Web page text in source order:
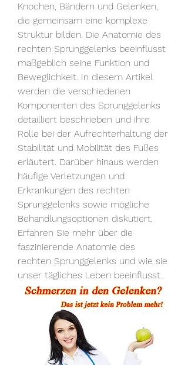
Knochen, Bändern und Gelenken,
die gemeinsam eine komplexe
Struktur bilden. Die Anatomie des
rechten Sprunggelenks beeinflusst
maßgeblich seine Funktion und
Beweglichkeit. In diesem Artikel
werden die verschiedenen
Komponenten des Sprunggelenks
detailliert beschrieben und ihre
Rolle bei der Aufrechterhaltung der
Stabilität und Mobilität des Fußes
erläutert. Darüber hinaus werden
häufige Verletzungen und
Erkrankungen des rechten
Sprunggelenks sowie mögliche
Behandlungsoptionen diskutiert.
Erfahren Sie mehr über die
faszinierende Anatomie des
rechten Sprunggelenks und wie sie
unser tägliches Leben beeinflusst.